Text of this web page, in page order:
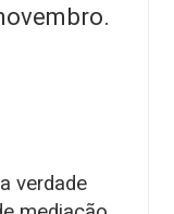
verdade